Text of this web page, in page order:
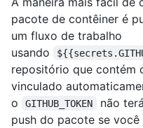
pacote de contêiner é
um fluxo de trabalho
usando
repositório que contém
vinculado
o
GITHUB_TOKEN
não
push do pacote se